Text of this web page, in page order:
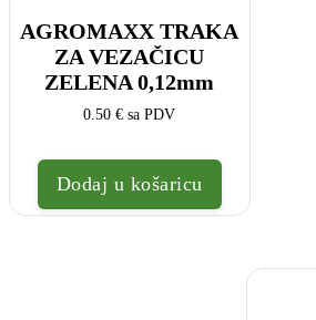
AGROMAXX TRAKA
ZA VEZAČICU
ZELENA 0,12mm
0.50€ sa PDV
Dodaj u košaricu